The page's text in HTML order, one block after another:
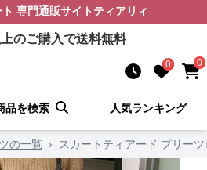
専門通販サイト ティアリィ
のご購入で送料無料
0 0
品を検索 人気ランキング
の一覧 › スカートティアード プリー